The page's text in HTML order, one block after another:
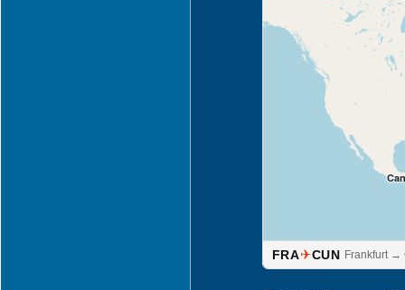
FRA✈CUN Frankfurt →